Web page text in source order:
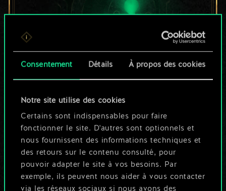
Consentement Détails À propos des cookies
Notre site utilise des cookies
Certains sont indispensables pour faire
fonctionner le site. D'autres sont optionnels et
nous fournissent des informations techniques et
des retours sur le contenu consulté, pour
pouvoir adapter le site à vos besoins. Par
exemple, ils peuvent nous aider à vous contacter
via les réseaux sociaux si nous avons des
Pour l'instant, ce
n'est qu'un jeu de
cartes partagé.
Mais cela peut être
tellement plus !